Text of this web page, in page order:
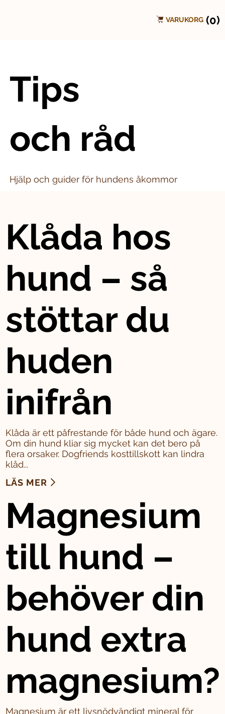
VARUKORG (0)
Tips
och råd
Hjälp och guider för hundens åkommor
Klåda hos
hund – så
stöttar du
huden
inifrån
Klåda är ett påfrestande för både hund och ägare.
Om din hund kliar sig mycket kan det bero på
flera orsaker. Dogfriends kosttillskott kan lindra
klåd...
LÄS MER
Magnesium
till hund –
behöver din
hund extra
magnesium?
Magnesium är ett livsnödvändigt mineral för